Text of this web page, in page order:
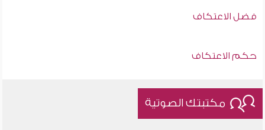
فضل الاعتكاف
حكم الاعتكاف
مكتبتك الصوتية